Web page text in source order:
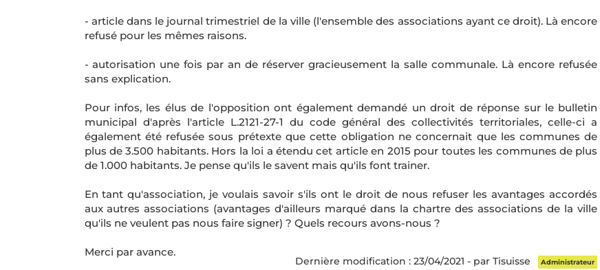
- article dans le journal trimestriel de la ville (l'ensemble des associations ayant ce droit). Là encore
refusé pour les mêmes raisons.
- autorisation une fois par an de réserver gracieusement la salle communale. Là encore refusée
sans explication.
Pour infos, les élus de l'opposition ont également demandé un droit de réponse sur le bulletin
municipal d'après l'article L.2121-27-1 du code général des collectivités territoriales, celle-ci a
également été refusée sous prétexte que cette obligation ne concernait que les communes de
plus de 3.500 habitants. Hors la loi a étendu cet article en 2015 pour toutes les communes de plus
de 1.000 habitants. Je pense qu'ils le savent mais qu'ils font trainer.
En tant qu'association, je voulais savoir s'ils ont le droit de nous refuser les avantages accordés
aux autres associations (avantages d'ailleurs marqué dans la chartre des associations de la ville
qu'ils ne veulent pas nous faire signer) ? Quels recours avons-nous ?
Merci par avance.
Dernière modification : 23/04/2021 - par Tisuisse Administrateur